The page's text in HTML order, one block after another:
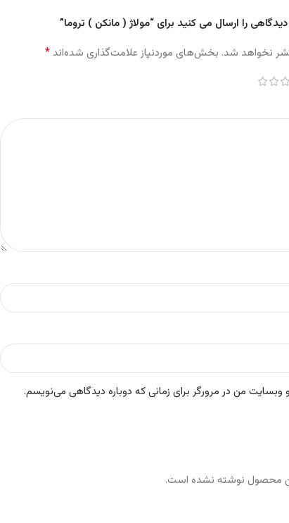
محصول نوشته نشده است.
را ارسال می کنید برای “مولاژ ( مانکن ) تروما”
نخواهد شد. بخش‌های موردنیاز علامت‌گذاری شده‌اند*
وبسایت من در مرورگر برای زمانی که دوباره دیدگاهی می‌نویسم.